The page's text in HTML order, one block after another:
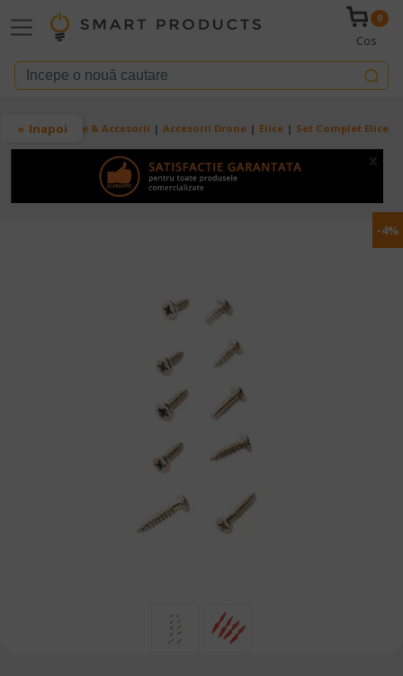
0
Cos
Breadcrumb
Acasa Drone & Accesorii Accesorii Drone Elice Set Complet Elice
Inapoi
x
-4%